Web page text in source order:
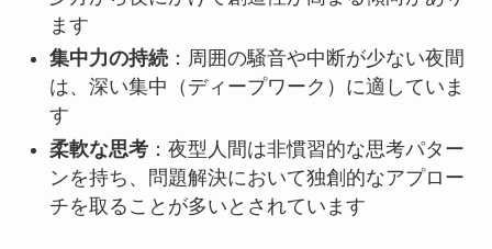
ます
集中力の持続：周囲の騒音や中断が少ない夜間
は、深い集中（ディープワーク）に適していま
す
柔軟な思考：夜型人間は非慣習的な思考パター
ンを持ち、問題解決において独創的なアプロー
チを取ることが多いとされています